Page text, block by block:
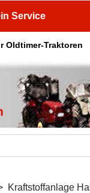
Service
Oldtimer-Traktoren
Kraftstoffanlage